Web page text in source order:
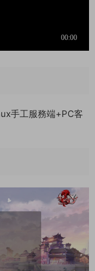
手工服務端+PC客